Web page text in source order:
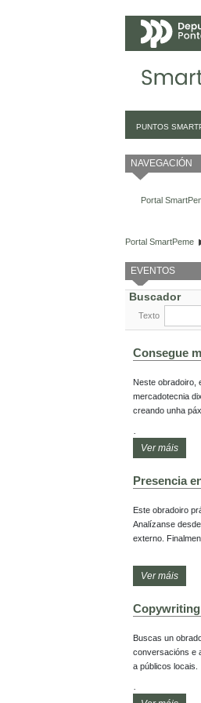
PUNTOS
NAVEGACIÓN
Portal
Portal SmartPeme
EVENTOS
Buscador
Texto
Consegue
Neste obradoiro,
mercadotecnia
creando unha
Índice de contidos:
1. Que é unha
3. Anatomía
5. Ferramentas
6. Exemplos e
Comunicación
Ver máis
Presencia
Este obradoiro
Analízanse
externo.
1. Conceptos
2. Fundamentos
4. SEO Externo:
O obradoiro será
entusiasta da cor
Ver máis
Copywriting
Buscas un
conversacións e
a públicos locais.
Índice de contidos: